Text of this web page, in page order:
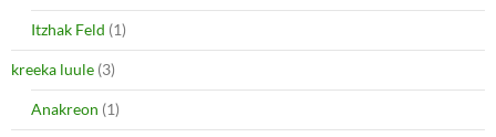
Itzhak Feld (1)
kreeka luule (3)
Anakreon (1)